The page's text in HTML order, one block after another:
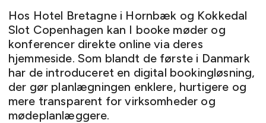
Hos Hotel Bretagne i Hornbæk og Kokkedal
Slot Copenhagen kan I booke møder og
konferencer direkte online via deres
hjemmeside. Som blandt de første i Danmark
har de introduceret en digital bookingløsning,
der gør planlægningen enklere, hurtigere og
mere transparent for virksomheder og
mødeplanlæggere.